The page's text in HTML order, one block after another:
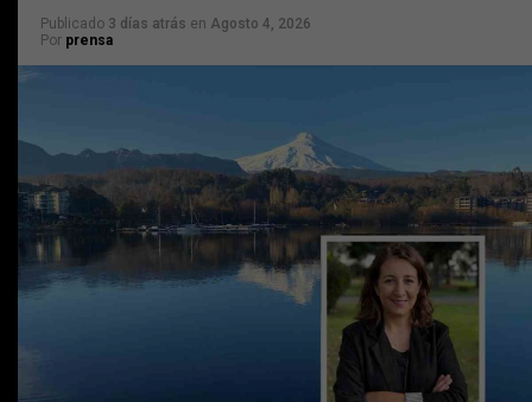
Publicado 3 días atrás en Agosto 4, 2026
Por prensa